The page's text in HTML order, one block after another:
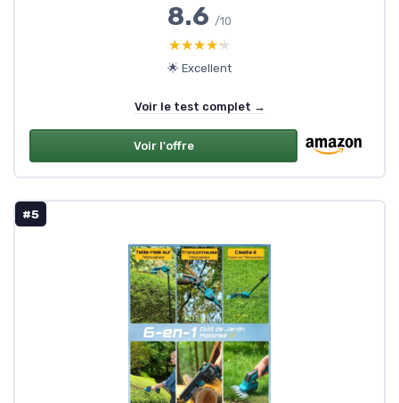
8.6 /10
★★★★★
★★★★★
🌟 Excellent
Voir le test complet →
Voir l'offre
#5